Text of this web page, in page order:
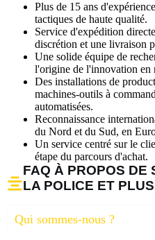
Plus de 15 ans
tactiques de haute qualité.
Service d'expédition
discrétion et une livraison
Une solide équipe de
l'origine de l'innovation en
Des installations de
machines-outils à
automatisées.
Reconnaissance
du Nord et du Sud, en
Un service centré sur le
étape du parcours d'achat.
FAQ À PROPOS DE
LA POLICE ET PLUS
Qui sommes-nous ?